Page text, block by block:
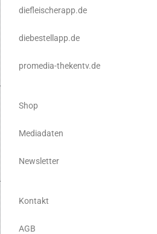
diefleischerapp.de
diebestellapp.de
promedia-thekentv.de
Shop
Mediadaten
Newsletter
Kontakt
AGB